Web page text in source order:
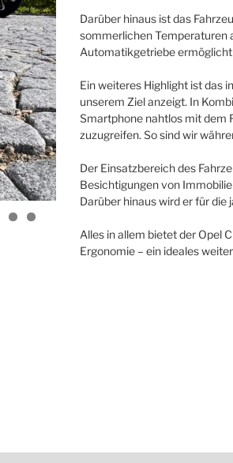
Darüber hinaus ist das
sommerlichen Temperaturen
Automatikgetriebe ermöglicht
Ein weiteres Highlight ist das
unserem Ziel anzeigt. In
Smartphone nahtlos mit dem
zuzugreifen. So sind wir
Der Einsatzbereich des
Besichtigungen von
Darüber hinaus wird er für
Alles in allem bietet der Opel
Ergonomie – ein ideales